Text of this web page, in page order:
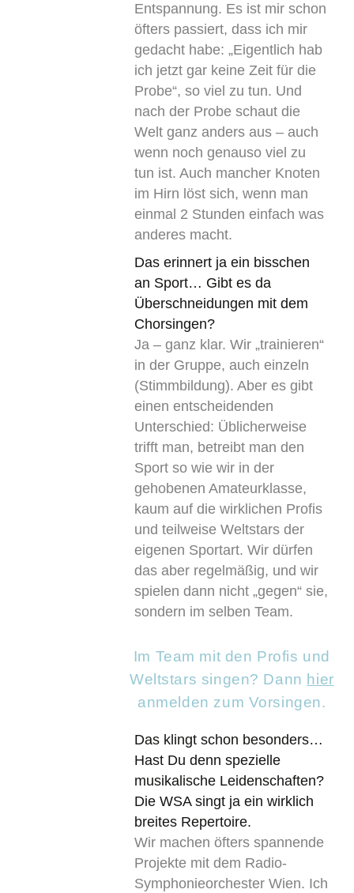
Entspannung. Es ist mir schon
öfters passiert, dass ich mir
gedacht habe: „Eigentlich hab
ich jetzt gar keine Zeit für die
Probe“, so viel zu tun. Und
nach der Probe schaut die
Welt ganz anders aus – auch
wenn noch genauso viel zu
tun ist. Auch mancher Knoten
im Hirn löst sich, wenn man
einmal 2 Stunden einfach was
anderes macht.
Das erinnert ja ein bisschen
an Sport… Gibt es da
Überschneidungen mit dem
Chorsingen?
Ja – ganz klar. Wir „trainieren“
in der Gruppe, auch einzeln
(Stimmbildung). Aber es gibt
einen entscheidenden
Unterschied: Üblicherweise
trifft man, betreibt man den
Sport so wie wir in der
gehobenen Amateurklasse,
kaum auf die wirklichen Profis
und teilweise Weltstars der
eigenen Sportart. Wir dürfen
das aber regelmäßig, und wir
spielen dann nicht „gegen“ sie,
sondern im selben Team.
Im Team mit den Profis und
Weltstars singen? Dann hier
anmelden zum Vorsingen.
Das klingt schon besonders…
Hast Du denn spezielle
musikalische Leidenschaften?
Die WSA singt ja ein wirklich
breites Repertoire.
Wir machen öfters spannende
Projekte mit dem Radio-
Symphonieorchester Wien. Ich